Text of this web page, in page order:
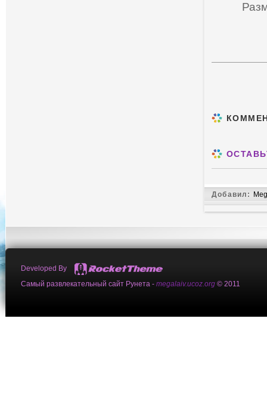
Добавил:
Developed By
Самый развлекательный сайт Рунета - megalaiv.ucoz.org © 2011